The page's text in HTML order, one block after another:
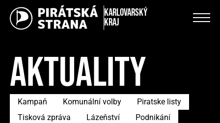
Karlovarský
kraj
AKTUALITY
Kampaň Komunální volby
Piratske listy
Tisková zpráva
Lázeňství
Podnikání